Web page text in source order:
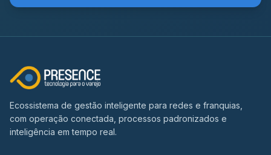
Ecossistema de gestão inteligente para redes e franquias,
com operação conectada, processos padronizados e
inteligência em tempo real.